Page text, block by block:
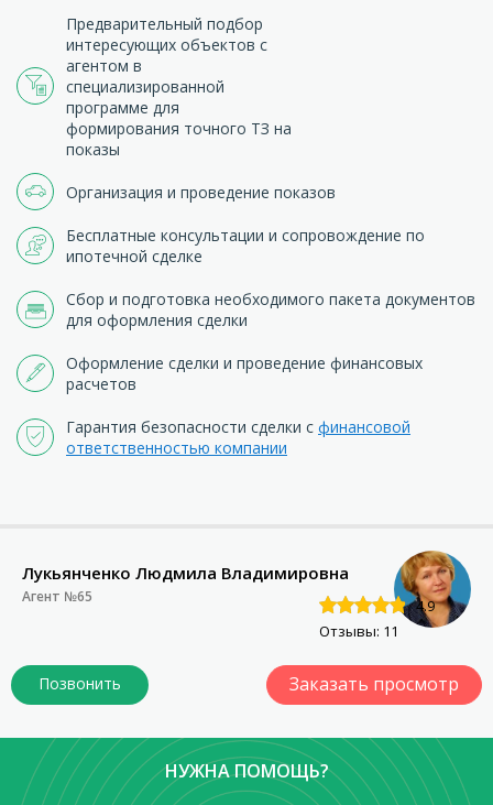
Предварительный подбор
интересующих объектов с
агентом в
специализированной
программе для
формирования точного ТЗ на
показы
Организация и проведение показов
Бесплатные консультации и сопровождение по
ипотечной сделке
Сбор и подготовка необходимого пакета документов
для оформления сделки
Оформление сделки и проведение финансовых
расчетов
Гарантия безопасности сделки с финансовой
ответственностью компании
Лукьянченко Людмила Владимировна
Агент №65
4.9
Отзывы: 11
Заказать просмотр
НУЖНА ПОМОЩЬ?